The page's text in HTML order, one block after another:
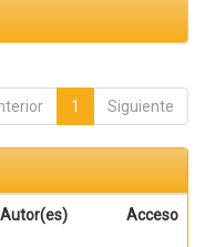
1 Siguiente
Autor(es) Acceso